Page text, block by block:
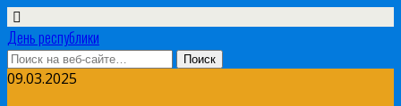
День республики
09.03.2025